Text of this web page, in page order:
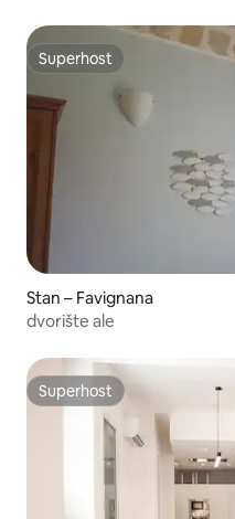
Superhost
Superhost
Stan – Favignana
dvorište ale
Superhost
Superhost